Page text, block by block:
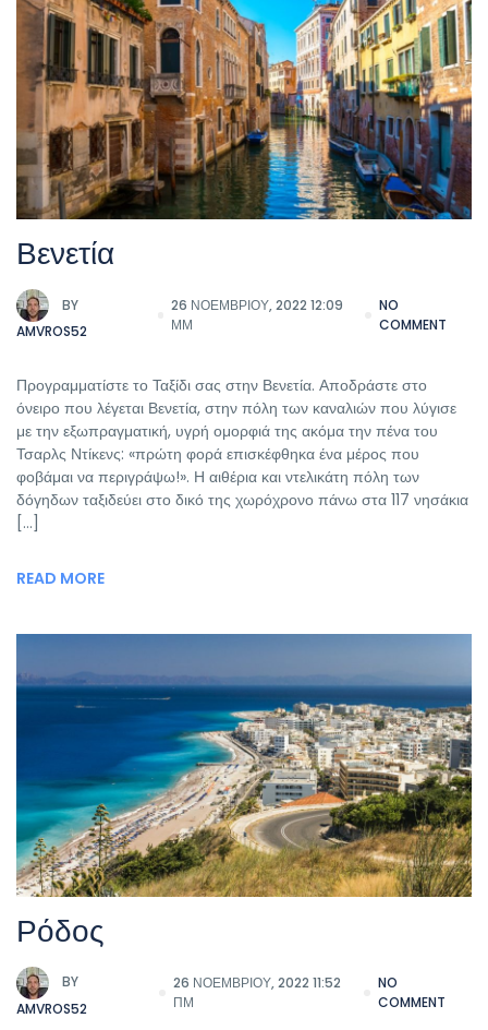
Βενετία
BY
AMVROS52
26 ΝΟΕΜΒΡΊΟΥ, 2022 12:09
ΜΜ
NO
COMMENT
Προγραμματίστε το Ταξίδι σας στην Βενετία. Αποδράστε στο
όνειρο που λέγεται Βενετία, στην πόλη των καναλιών που λύγισε
με την εξωπραγματική, υγρή ομορφιά της ακόμα την πένα του
Τσαρλς Ντίκενς: «πρώτη φορά επισκέφθηκα ένα μέρος που
φοβάμαι να περιγράψω!». Η αιθέρια και ντελικάτη πόλη των
δόγηδων ταξιδεύει στο δικό της χωρόχρονο πάνω στα 117 νησάκια
[…]
READ MORE
Ρόδος
BY
AMVROS52
26 ΝΟΕΜΒΡΊΟΥ, 2022 11:52
ΠΜ
NO
COMMENT